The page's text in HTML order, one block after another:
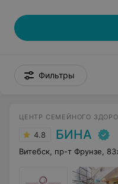
Фильтры
ЦЕНТР СЕМЕЙНОГО
4.8 БИНА
Витебск, пр-т Фрунзе,